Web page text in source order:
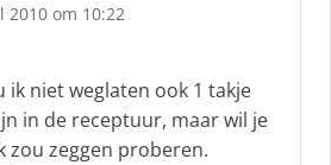
2010 om 10:22
ik niet weglaten ook 1 takje
in de receptuur, maar wil je
zou zeggen proberen.